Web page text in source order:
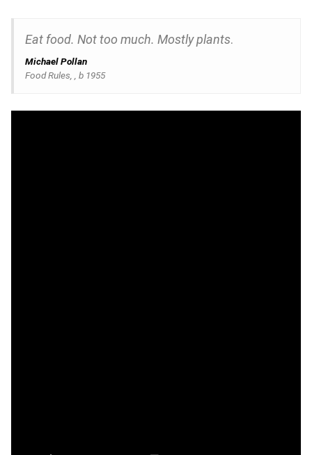
Eat food. Not too much. Mostly plants.
Michael Pollan
Food Rules,
, b 1955